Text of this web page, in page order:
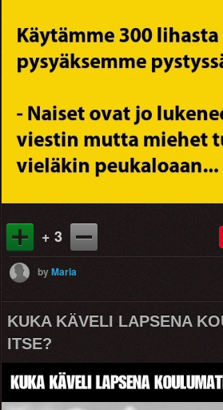
+ 3
byMaria
KUKA KÄVELI LAPSENA
ITSE?